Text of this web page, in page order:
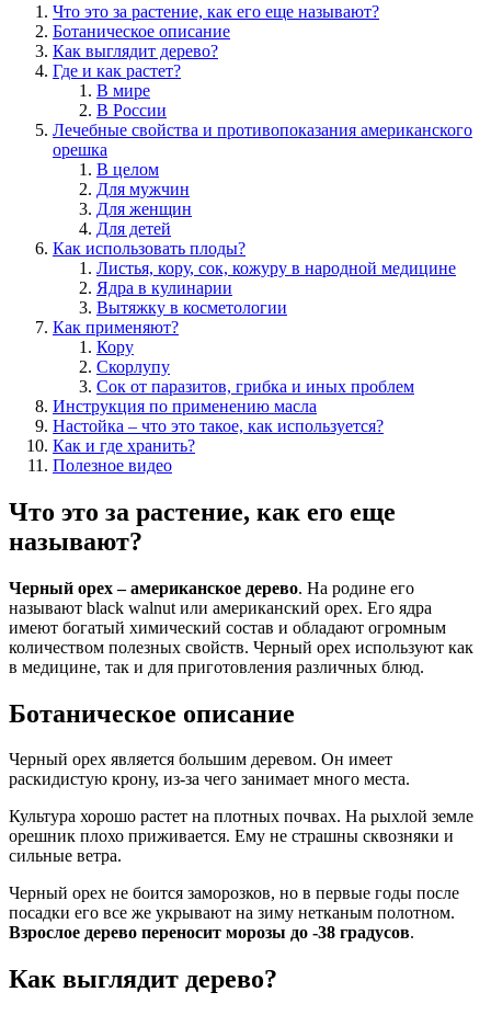
Что это за растение, как его еще называют?
Ботаническое описание
Как выглядит дерево?
Где и как растет?
В мире
В России
Лечебные свойства и противопоказания американского
орешка
В целом
Для мужчин
Для женщин
Для детей
Как использовать плоды?
Листья, кору, сок, кожуру в народной медицине
Ядра в кулинарии
Вытяжку в косметологии
Как применяют?
Кору
Скорлупу
Сок от паразитов, грибка и иных проблем
Инструкция по применению масла
Настойка – что это такое, как используется?
Как и где хранить?
Полезное видео
Что это за растение, как его еще
называют?
Черный орех – американское дерево. На родине его
называют black walnut или американский орех. Его ядра
имеют богатый химический состав и обладают огромным
количеством полезных свойств. Черный орех используют как
в медицине, так и для приготовления различных блюд.
Ботаническое описание
Черный орех является большим деревом. Он имеет
раскидистую крону, из-за чего занимает много места.
Культура хорошо растет на плотных почвах. На рыхлой земле
орешник плохо приживается. Ему не страшны сквозняки и
сильные ветра.
Черный орех не боится заморозков, но в первые годы после
посадки его все же укрывают на зиму нетканым полотном.
Взрослое дерево переносит морозы до -38 градусов.
Как выглядит дерево?